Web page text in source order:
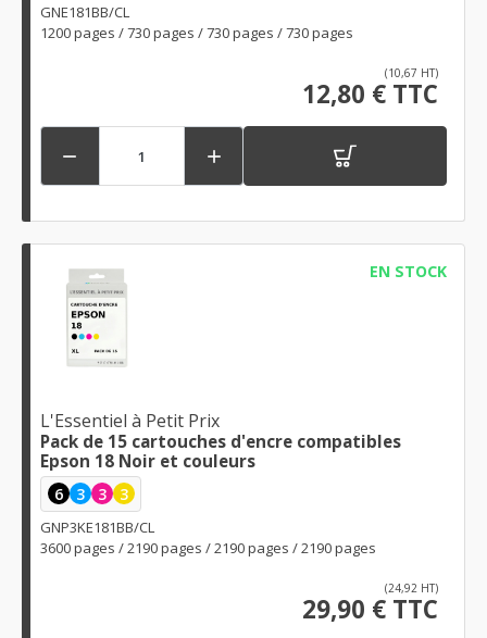
GNE181BB/CL
1200 pages / 730 pages / 730 pages / 730 pages
(10,67 HT)
12,80 € TTC
 
EN STOCK
L'Essentiel à Petit Prix
Pack de 15 cartouches d'encre compatibles
Epson 18 Noir et couleurs
6 3 3 3
GNP3KE181BB/CL
3600 pages / 2190 pages / 2190 pages / 2190 pages
(24,92 HT)
29,90 € TTC